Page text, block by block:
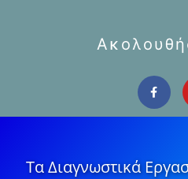
Τα Διαγνωστικά